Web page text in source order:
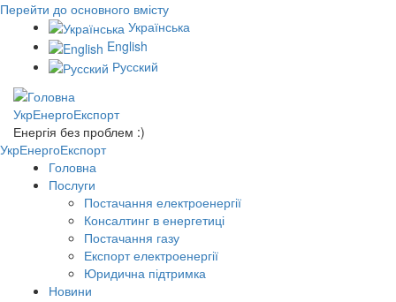
Перейти до основного вмісту
Українська
English
Русский
УкрЕнергоЕкспорт
Енергія без проблем :)
УкрЕнергоЕкспорт
Головна
Послуги
Постачання електроенергії
Консалтинг в енергетиці
Постачання газу
Експорт електроенергії
Юридична підтримка
Новини